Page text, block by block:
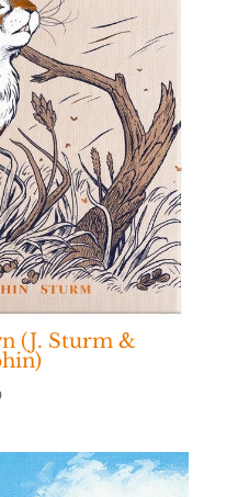
(J. Sturm &